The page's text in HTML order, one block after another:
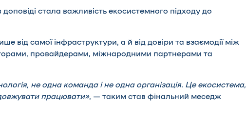
стала важливість екосистемного підходу до
від самої інфраструктури, а й від довіри та взаємодії між
провайдерами, міжнародними партнерами та
не одна команда і не одна організація. Це екосистема,
працювати», — таким став фінальний меседж